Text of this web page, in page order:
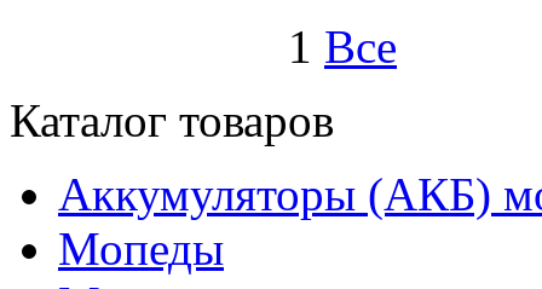
1 Все
Каталог товаров
Аккумуляторы (АКБ)
Мопеды